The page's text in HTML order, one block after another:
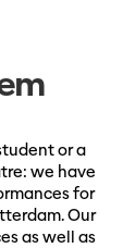
or a
we have
for
Our
as well as